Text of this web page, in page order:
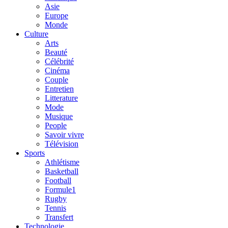
Asie
Europe
Monde
Culture
Arts
Beauté
Célébrité
Cinéma
Couple
Entretien
Litterature
Mode
Musique
People
Savoir vivre
Télévision
Sports
Athlétisme
Basketball
Football
Formule1
Rugby
Tennis
Transfert